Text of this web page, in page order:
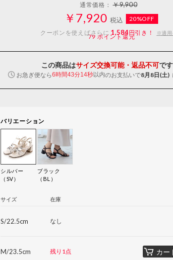
通常価格：￥9,900
￥7,920 税込
20%OFF
クーポンを使えばさらに 1,584円引き！ ※適用
79 ポイント還元
この商品はサイズ交換可能・返品不可です
お急ぎ便なら6時間43分14秒以内のお支払いで8月8日(土)
バリエーション
シルバー
（SV）
ブラック
（BL）
サイズ 在庫
S/22.5cm なし
M/23.5cm 残り1点 カー